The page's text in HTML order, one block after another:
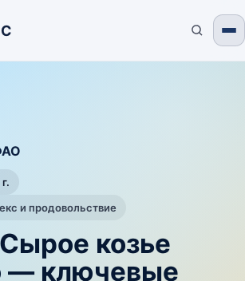
и продовольствие
козье
— ключевые